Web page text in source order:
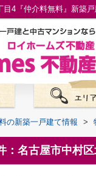
の新築一戸建て情報 >
：名古屋市中村